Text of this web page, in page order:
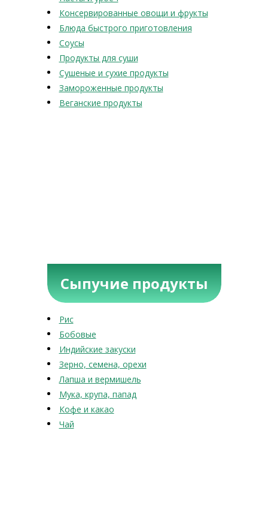
Консервированные овощи и фрукты
Блюда быстрого приготовления
Соусы
Продукты для суши
Сушеные и сухие продукты
Замороженные продукты
Веганские продукты
Сыпучие продукты
Рис
Бобовые
Индийские закуски
Зерно, семена, орехи
Лапша и вермишель
Мука, крупа, папад
Кофе и какао
Чай